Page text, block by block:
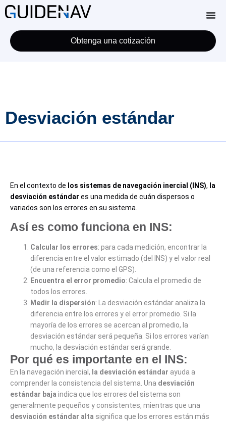
Obtenga una cotización
Desviación estándar
En el contexto de los sistemas de navegación inercial (INS), la
desviación estándar es una medida de cuán dispersos o
variados son los errores en su sistema.
Así es como funciona en INS:
Calcular los errores: para cada medición, encontrar la
diferencia entre el valor estimado (del INS) y el valor real
(de una referencia como el GPS).
Encuentra el error promedio: Calcula el promedio de
todos los errores.
Medir la dispersión: La desviación estándar analiza la
diferencia entre los errores y el error promedio. Si la
mayoría de los errores se acercan al promedio, la
desviación estándar será pequeña. Si los errores varían
mucho, la desviación estándar será grande.
Por qué es importante en el INS:
En la navegación inercial, la desviación estándar ayuda a
comprender la consistencia del sistema. Una desviación
estándar baja indica que los errores del sistema son
generalmente pequeños y consistentes, mientras que una
desviación estándar alta significa que los errores están más